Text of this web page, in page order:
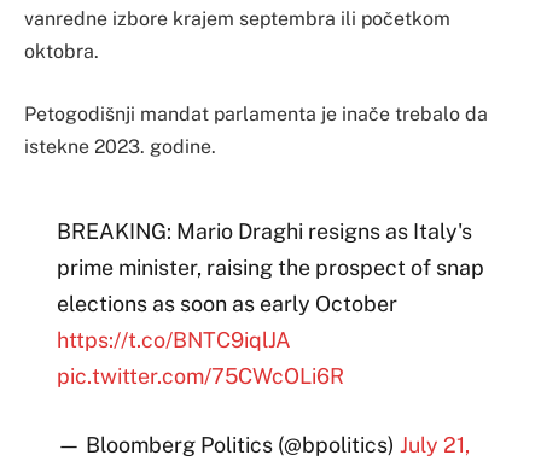
vanredne izbore krajem septembra ili početkom
oktobra.
Petogodišnji mandat parlamenta je inače trebalo da
istekne 2023. godine.
BREAKING: Mario Draghi resigns as Italy's
prime minister, raising the prospect of snap
elections as soon as early October
https://t.co/BNTC9iqlJA
pic.twitter.com/75CWcOLi6R
— Bloomberg Politics (@bpolitics) July 21,